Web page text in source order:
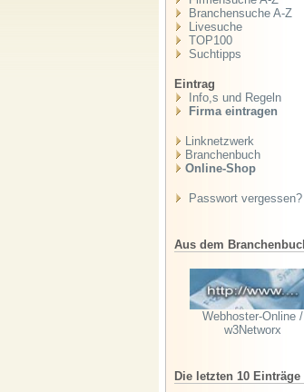
Branchensuche A-Z
Livesuche
TOP100
Suchtipps
Eintrag
Info,s und Regeln
Firma eintragen
Linknetzwerk
Branchenbuch
Online-Shop
Passwort vergessen?
Aus dem
Webhoster-Online /
w3Networx
Die letzten 10 Einträge